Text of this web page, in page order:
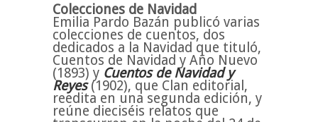
Colecciones de Navidad
Emilia Pardo Bazán publicó varias
colecciones de cuentos, dos
dedicados a la Navidad que tituló,
Cuentos de Navidad y Año Nuevo
(1893) y Cuentos de Navidad y
Reyes(1902), que Clan editorial,
reedita en una segunda edición, y
reúne dieciséis relatos que